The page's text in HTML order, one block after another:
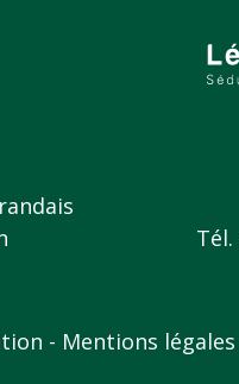
Tél.
Mentions légales